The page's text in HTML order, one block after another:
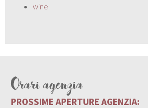
wine
Orari agenzia
PROSSIME APERTURE AGENZIA: